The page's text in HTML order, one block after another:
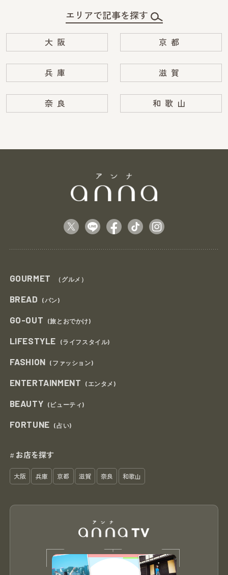
エリアで記事を探す
大阪 京都
兵庫 滋賀
奈良 和歌山
GOURMET （グルメ）
BREAD (パン)
GO-OUT (旅とおでかけ)
LIFESTYLE (ライフスタイル)
FASHION (ファッション)
ENTERTAINMENT (エンタメ)
BEAUTY (ビューティ)
FORTUNE (占い)
# お店を探す
大阪 兵庫 京都 滋賀 奈良 和歌山